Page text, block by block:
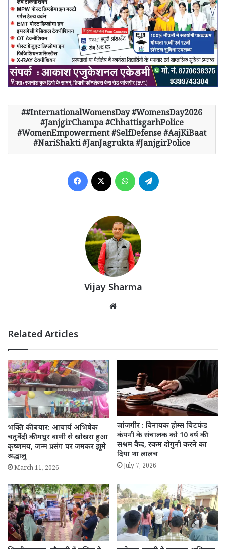
​#InternationalWomensDay #WomensDay2026
#JanjgirChampa #ChhattisgarhPolice
#WomenEmpowerment #SelfDefense #AajKiBaat
#NariShakti #JanJagrukta #JanjgirPolice
Facebook WhatsApp
Vijay Sharma
Related Articles
भक्ति की बयार: आचार्य अभिषेक
चतुर्वेदी की मधुर वाणी से खोखरा हुआ
कृष्णमय, जन्म प्रसंग पर जमकर झूमे
श्रद्धालु
March 11, 2026
जांजगीर : विनायक होम्स चिटफंड
कंपनी के संचालक को 10 वर्ष की
सश्रम कैद, रकम दोगुनी करने का
दिया था लालच
July 7, 2026